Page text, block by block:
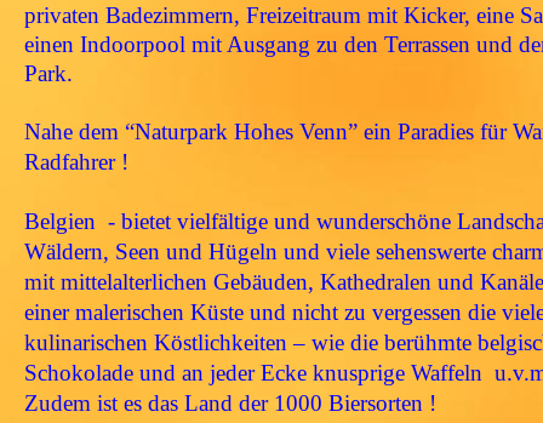
privaten Badezimmern, Freizeitraum mit Kicker, eine
einen Indoorpool mit Ausgang zu den Terrassen und
Park.
Nahe dem “Naturpark Hohes Venn” ein Paradies für
Radfahrer !
Belgien - bietet vielfältige und wunderschöne
Wäldern, Seen und Hügeln und viele sehenswerte
mit mittelalterlichen Gebäuden, Kathedralen und
einer malerischen Küste und nicht zu vergessen die
kulinarischen Köstlichkeiten – wie die berühmte
Schokolade und an jeder Ecke knusprige Waffeln
Zudem ist es das Land der 1000 Biersorten !